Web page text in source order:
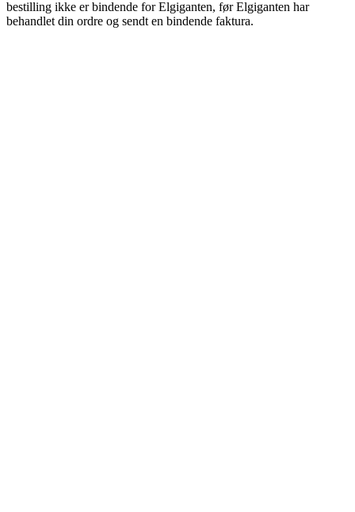
bestilling ikke er bindende for Elgiganten, før Elgiganten har
behandlet din ordre og sendt en bindende faktura.